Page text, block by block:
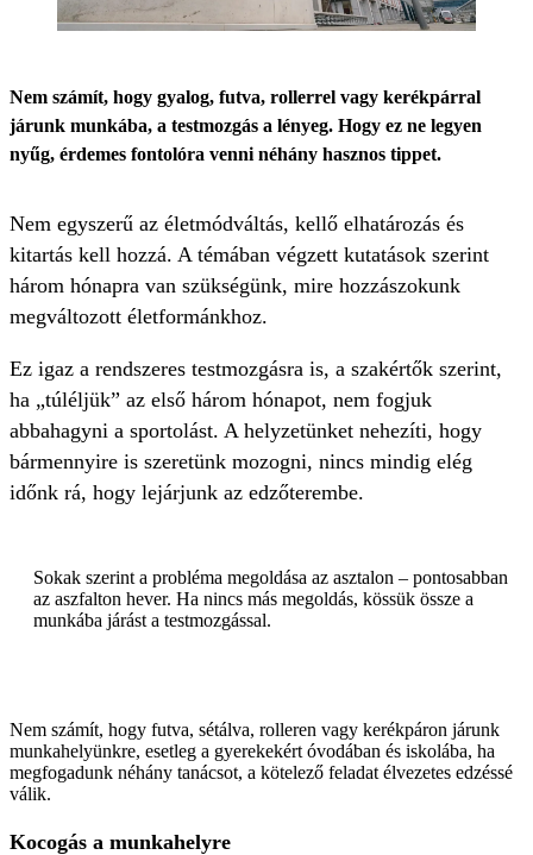
Nem számít, hogy gyalog, futva, rollerrel vagy kerékpárral
járunk munkába, a testmozgás a lényeg. Hogy ez ne legyen
nyűg, érdemes fontolóra venni néhány hasznos tippet.
Nem egyszerű az életmódváltás, kellő elhatározás és
kitartás kell hozzá. A témában végzett kutatások szerint
három hónapra van szükségünk, mire hozzászokunk
megváltozott életformánkhoz.
Ez igaz a rendszeres testmozgásra is, a szakértők szerint,
ha „túléljük” az első három hónapot, nem fogjuk
abbahagyni a sportolást. A helyzetünket nehezíti, hogy
bármennyire is szeretünk mozogni, nincs mindig elég
időnk rá, hogy lejárjunk az edzőterembe.
Sokak szerint a probléma megoldása az asztalon – pontosabban
az aszfalton hever. Ha nincs más megoldás, kössük össze a
munkába járást a testmozgással.
Nem számít, hogy futva, sétálva, rolleren vagy kerékpáron járunk
munkahelyünkre, esetleg a gyerekekért óvodában és iskolába, ha
megfogadunk néhány tanácsot, a kötelező feladat élvezetes edzéssé
válik.
Kocogás a munkahelyre